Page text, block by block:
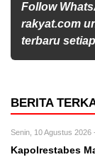
Follow
rakyat.com
terbaru
BERITA
Senin, 10 Agustus 2026
Kapolrestabes